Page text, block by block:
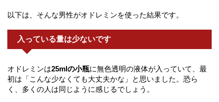
以下は、そんな男性がオドレミンを使った結果です。
入っている量は少ないです
オドレミンは25mlの小瓶に無色透明の液体が入っていて、最
初は「こんな少なくても大丈夫かな」と思いました。恐ら
く、多くの人は同じように感じるでしょう。